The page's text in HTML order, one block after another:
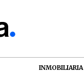
INMOBILIARIA